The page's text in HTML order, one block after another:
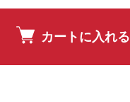
カートに入れ